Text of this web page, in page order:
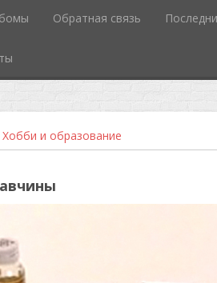
Обратная связь
Хобби и образование